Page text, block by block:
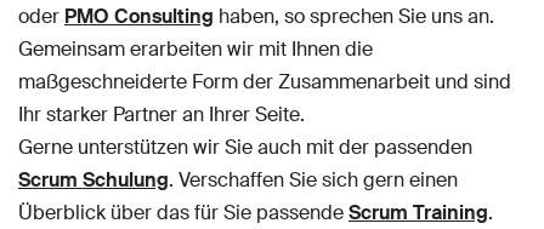
oder PMO Consulting haben, so sprechen Sie uns an.
Gemeinsam erarbeiten wir mit Ihnen die
maßgeschneiderte Form der Zusammenarbeit und sind
Ihr starker Partner an Ihrer Seite.
Gerne unterstützen wir Sie auch mit der passenden
Scrum Schulung. Verschaffen Sie sich gern einen
Überblick über das für Sie passendeScrum Training.